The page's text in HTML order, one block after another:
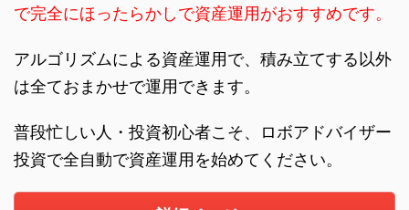
で完全にほったらかしで資産運用がおすすめです。
アルゴリズムによる資産運用で、積み立てする以外
は全ておまかせで運用できます。
普段忙しい人・投資初心者こそ、ロボアドバイザー
投資で全自動で資産運用を始めてください。